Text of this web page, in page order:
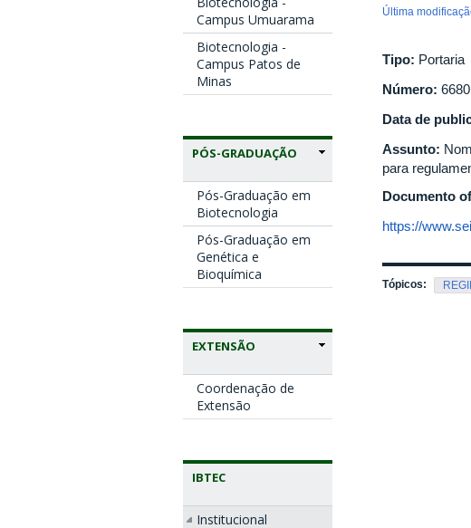
Campus Umuarama
Biotecnologia -
Campus Patos de
Minas
PÓS-GRADUAÇÃO
Pós-Graduação em
Biotecnologia
Pós-Graduação em
Genética e
Bioquímica
EXTENSÃO
Coordenação de
Extensão
IBTEC
Institucional
Última
Tipo: Portaria
Número: 6680
Data de
Assunto:
para
Documento
https://
Tópicos: